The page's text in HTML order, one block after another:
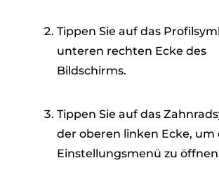
Tippen Sie auf das
unteren rechten Ecke des
Bildschirms.
Tippen Sie auf das
der oberen linken Ecke, um
Einstellungsmenü zu